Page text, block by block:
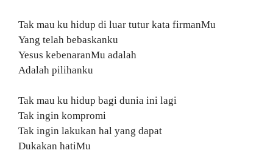
Tak mau ku hidup di luar tutur kata firmanMu
Yang telah bebaskanku
Yesus kebenaranMu adalah
Adalah pilihanku
Tak mau ku hidup bagi dunia ini lagi
Tak ingin kompromi
Tak ingin lakukan hal yang dapat
Dukakan hatiMu